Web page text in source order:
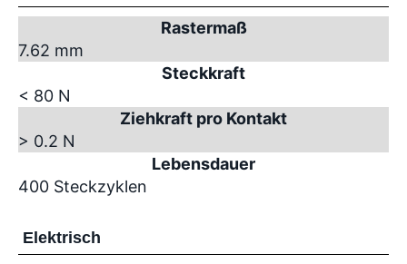
Rastermaß
7.62 mm
Steckkraft
< 80 N
Ziehkraft pro Kontakt
> 0.2 N
Lebensdauer
400 Steckzyklen
Elektrisch